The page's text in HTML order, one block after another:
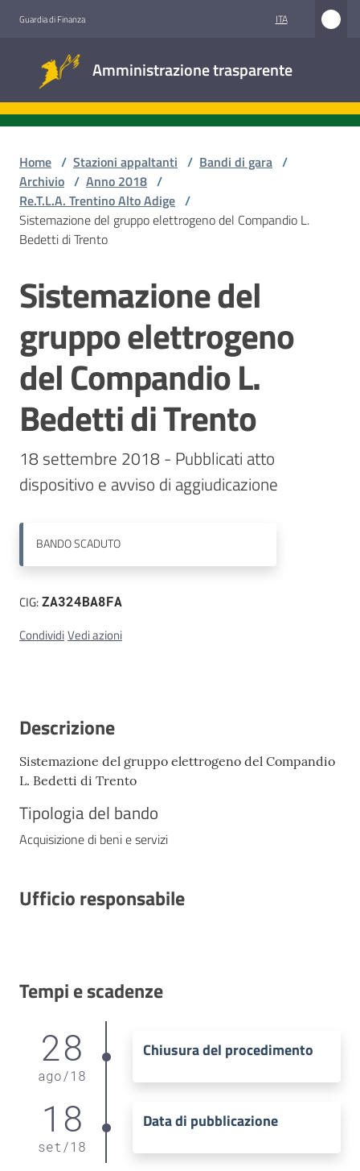
Guardia di Finanza ITA
Amministrazione trasparente
trasparente
Accesso
civico
appaltanti
Home / Stazioni appaltanti / Bandi di gara /
Archivio / Anno 2018 /
Re.T.L.A. Trentino Alto Adige /
Sistemazione del gruppo elettrogeno del Compandio L.
Bedetti di Trento
Salta al contenuto
Sistemazione del
gruppo elettrogeno
del Compandio L.
Bedetti di Trento
18 settembre 2018 - Pubblicati atto
BANDOSCADUTO
CIG:ZA324BA8FA
CondividiVedi azioni
Descrizione
Sistemazione del gruppo elettrogeno del Compandio
L. Bedetti di Trento
Tipologia del bando
Acquisizione di beni e servizi
Ufficio responsabile
Tempi e scadenze
28
ago/18
Chiusura del procedimento
18
set /18
Data di pubblicazione